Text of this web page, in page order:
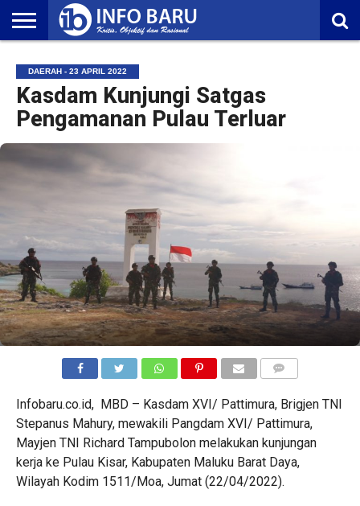
NASIONAL
AMBONIA
MALUKU
EKONOMI
POLITIK
OLAHRAGA
LIFESTYLE
REDAKSI
DAERAH - 23 APRIL 2022
Kasdam Kunjungi Satgas
Pengamanan Pulau Terluar
Infobaru.co.id, MBD – Kasdam XVI/ Pattimura, Brigjen TNI
Stepanus Mahury, mewakili Pangdam XVI/ Pattimura,
Mayjen TNI Richard Tampubolon melakukan kunjungan
kerja ke Pulau Kisar, Kabupaten Maluku Barat Daya,
Wilayah Kodim 1511/Moa, Jumat (22/04/2022).